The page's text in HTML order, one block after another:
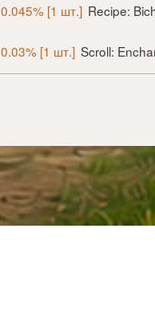
0.045% [1 шт.] Recipe:
0.03% [1 шт.] Scroll: